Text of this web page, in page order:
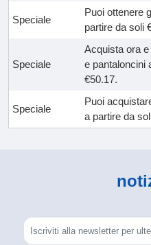
Speciale
Puoi ottenere
partire da soli
Speciale
Acquista ora
e pantaloncini
€50.17.
Speciale
Puoi
a partire da